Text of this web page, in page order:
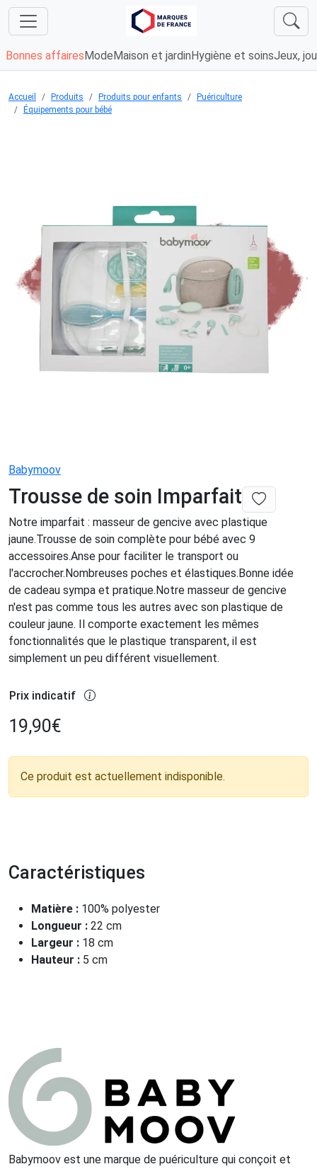
Bonnes affaires Mode Maison et jardin Hygiène et soinsJeux,
Accueil Produits Produits pour enfants
Puériculture
Équipements pour bébé
Babymoov
Trousse de soin Imparfait
Notre imparfait : masseur de gencive avec plastique
jaune.Trousse de soin complète pour bébé avec 9
accessoires.Anse pour faciliter le transport ou
l'accrocher.Nombreuses poches et élastiques.Bonne idée
de cadeau sympa et pratique.Notre masseur de gencive
n'est pas comme tous les autres avec son plastique de
couleur jaune. Il comporte exactement les mêmes
fonctionnalités que le plastique transparent, il est
simplement un peu différent visuellement.
Prix indicatif
19,90€
Ce produit est actuellement indisponible.
Caractéristiques
Matière : 100% polyester
Longueur : 22 cm
Largeur : 18 cm
Hauteur : 5 cm
Babymoov est une marque de puériculture qui conçoit et